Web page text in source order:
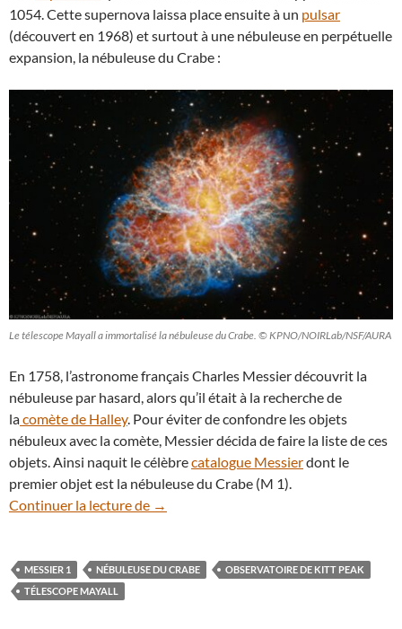
1054. Cette supernova laissa place ensuite à un pulsar
(découvert en 1968) et surtout à une nébuleuse en perpétuelle
expansion, la nébuleuse du Crabe :
Le télescope Mayall a immortalisé la nébuleuse du Crabe. © KPNO/NOIRLab/NSF/AURA
En 1758, l’astronome français Charles Messier découvrit la
nébuleuse par hasard, alors qu’il était à la recherche de
lacomète de Halley. Pour éviter de confondre les objets
nébuleux avec la comète, Messier décida de faire la liste de ces
objets. Ainsi naquit le célèbrecatalogue Messierdont le
premier objet est la nébuleuse du Crabe (M 1).
Continuer la lecture de Zoom sur la légendaire nébuleuse du
→
MESSIER 1 NÉBULEUSE DU CRABE
OBSERVATOIRE DE KITT PEAK
TÉLESCOPE MAYALL